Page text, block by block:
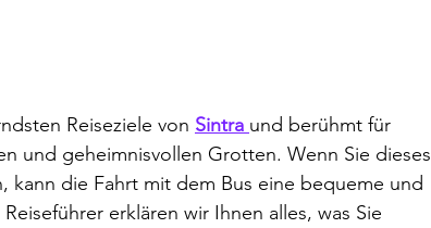
Reiseziele von Sintra und berühmt für
und geheimnisvollen Grotten. Wenn Sie dieses
kann die Fahrt mit dem Bus eine bequeme und
erklären wir Ihnen alles, was Sie